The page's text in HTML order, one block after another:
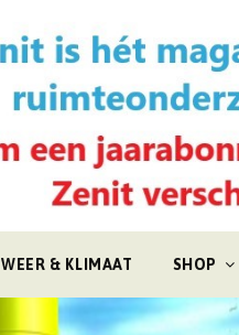
WEER & KLIMAAT SHOP